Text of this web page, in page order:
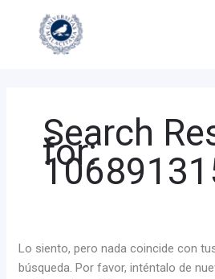
contenido
Search
for:
Lo siento, pero nada coincide con
búsqueda. Por favor, inténtalo de